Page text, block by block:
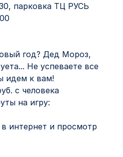
парковка ТЦ РУСЬ
год? Дед Мороз,
Не успеваете все
идем к вам!
с человека
на игру:
интернет и просмотр